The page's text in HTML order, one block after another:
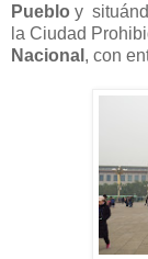
Pueblo y
la Ciudad
Nacional , con